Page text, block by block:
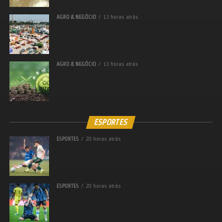
Facebook
Twitter
WhatsApp
LinkedIn
Messenger
AGRO & NEGÓCIO 13 horas atrás
AGRO & NEGÓCIO 13 horas atrás
ESPORTES
ESPORTES 20 horas atrás
ESPORTES 20 horas atrás